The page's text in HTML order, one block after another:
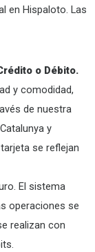
en Hispaloto. Las
o Débito.
y comodidad,
de nuestra
y
se reflejan
El sistema
operaciones se
realizan con